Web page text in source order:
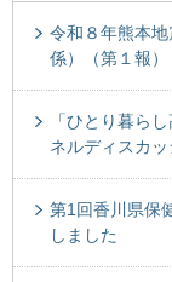
令和８年熊本
係）（第１報）
「ひとり暮ら
ネルディスカッ
第1回香川県保
しました